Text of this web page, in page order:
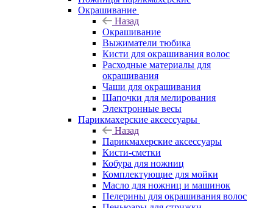
Окрашивание
Назад
Окрашивание
Выжиматели тюбика
Кисти для окрашивания волос
Расходные материалы для
окрашивания
Чаши для окрашивания
Шапочки для мелирования
Электронные весы
Парикмахерские аксессуары
Назад
Парикмахерские аксессуары
Кисти-сметки
Кобура для ножниц
Комплектующие для мойки
Масло для ножниц и машинок
Пелерины для окрашивания волос